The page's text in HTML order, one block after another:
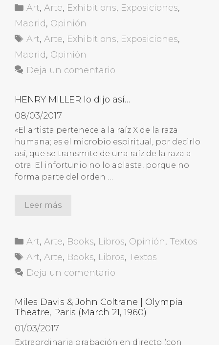
Categorías
Art,Arte, Exhibitions, Exposiciones,
Madrid, Opinión
Etiquetas
Art,Arte, Exhibitions, Exposiciones,
Madrid, Opinión
Deja un comentario
HENRY MILLER lo dijo así…
08/03/2017
«El artista pertenece a la raíz X de la raza
humana; es el microbio espiritual, por decirlo
así, que se transmite de una raíz de la raza a
otra. El infortunio no lo aplasta, porque no
forma parte del orden …
Leer más
Categorías
Art,Arte, Books, Libros, Opinión,Textos
Etiquetas
Art,Arte, Books, Libros,Textos
Deja un comentario
Miles Davis & John Coltrane | Olympia
Theatre, Paris (March 21, 1960)
01/03/2017
Extraordinaria grabación en directo (con